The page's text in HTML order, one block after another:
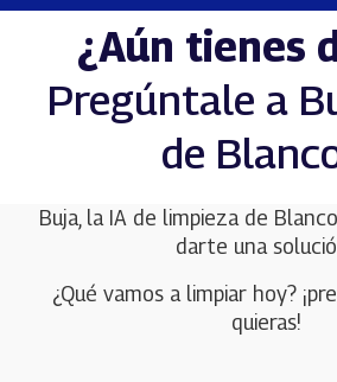
¿Aún tienes
Pregúntale a
de
Buja, la IA de limpieza de
darte una
¿Qué vamos a limpiar hoy?
quieras!